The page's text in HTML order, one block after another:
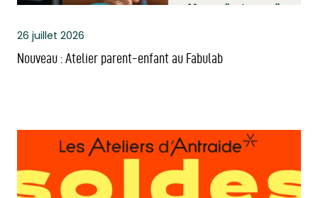
26 juillet 2026
Nouveau : Atelier parent-enfant au Fabulab